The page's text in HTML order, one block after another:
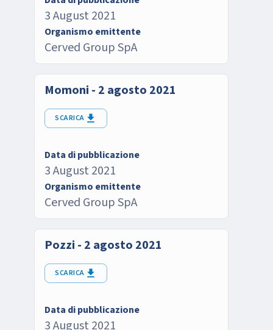
3 August 2021
Organismo emittente
Cerved Group SpA
Momoni - 2 agosto 2021
SCARICA
Data di pubblicazione
3 August 2021
Organismo emittente
Cerved Group SpA
Pozzi - 2 agosto 2021
SCARICA
Data di pubblicazione
3 August 2021